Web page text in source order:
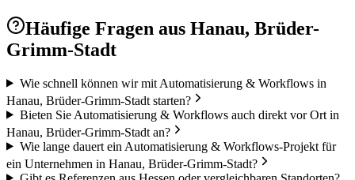
Häufige Fragen aus Hanau, Brüder-
Grimm-Stadt
Wie schnell können wir mit Automatisierung & Workflows in
Hanau, Brüder-Grimm-Stadt starten?
Bieten Sie Automatisierung & Workflows auch direkt vor Ort in
Hanau, Brüder-Grimm-Stadt an?
Wie lange dauert ein Automatisierung & Workflows-Projekt für
ein Unternehmen in Hanau, Brüder-Grimm-Stadt?